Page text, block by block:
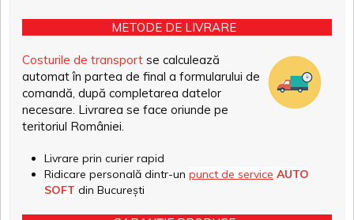
METODE DE LIVRARE
Costurile de transport se calculează
automat în partea de final a formularului de
comandă, după completarea datelor
necesare. Livrarea se face oriunde pe
teritoriul României.
Livrare prin curier rapid
Ridicare personală dintr-un punct de service AUTO
SOFT din București